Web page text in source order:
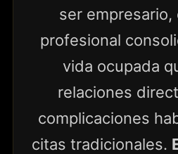
ser empresario,
profesional
vida ocupada
relaciones
complicaciones
citas tradicionales.